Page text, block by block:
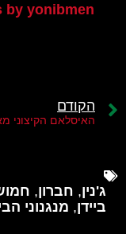
by yonibmen
הקודם
ג'נין, חברון,
ביידן, מנגנוני